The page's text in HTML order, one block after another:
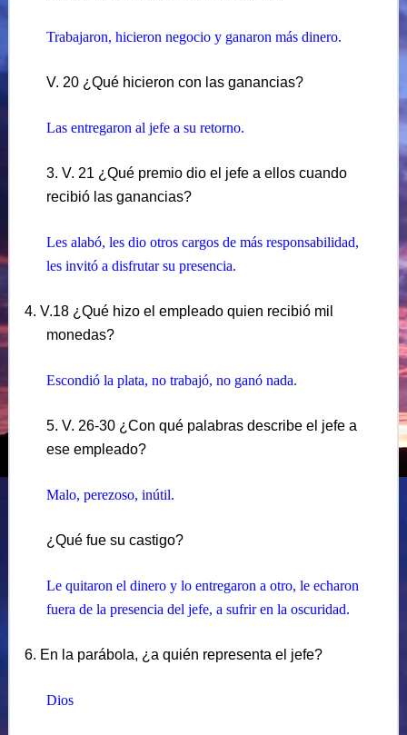
Trabajaron, hicieron negocio y ganaron más dinero.
V. 20 ¿Qué hicieron con las ganancias?
Las entregaron al jefe a su retorno.
3. V. 21 ¿Qué premio dio el jefe a ellos cuando
recibió las ganancias?
Les alabó, les dio otros cargos de más responsabilidad,
les invitó a disfrutar su presencia.
4. V.18 ¿Qué hizo el empleado quien recibió mil
monedas?
Escondió la plata, no trabajó, no ganó nada.
5. V. 26-30 ¿Con qué palabras describe el jefe a
ese empleado?
Malo, perezoso, inútil.
¿Qué fue su castigo?
Le quitaron el dinero y lo entregaron a otro, le echaron
fuera de la presencia del jefe, a sufrir en la oscuridad.
6. En la parábola, ¿a quién representa el jefe?
Dios